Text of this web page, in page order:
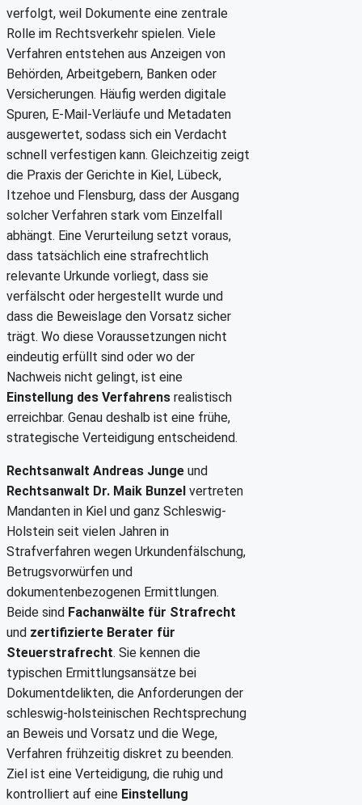
verfolgt, weil Dokumente eine zentrale
Rolle im Rechtsverkehr spielen. Viele
Verfahren entstehen aus Anzeigen von
Behörden, Arbeitgebern, Banken oder
Versicherungen. Häufig werden digitale
Spuren, E-Mail-Verläufe und Metadaten
ausgewertet, sodass sich ein Verdacht
schnell verfestigen kann. Gleichzeitig zeigt
die Praxis der Gerichte in Kiel, Lübeck,
Itzehoe und Flensburg, dass der Ausgang
solcher Verfahren stark vom Einzelfall
abhängt. Eine Verurteilung setzt voraus,
dass tatsächlich eine strafrechtlich
relevante Urkunde vorliegt, dass sie
verfälscht oder hergestellt wurde und
dass die Beweislage den Vorsatz sicher
trägt. Wo diese Voraussetzungen nicht
eindeutig erfüllt sind oder wo der
Nachweis nicht gelingt, ist eine
Einstellung des Verfahrens realistisch
erreichbar. Genau deshalb ist eine frühe,
strategische Verteidigung entscheidend.
Rechtsanwalt Andreas Junge und
Rechtsanwalt Dr. Maik Bunzel vertreten
Mandanten in Kiel und ganz Schleswig-
Holstein seit vielen Jahren in
Strafverfahren wegen Urkundenfälschung,
Betrugsvorwürfen und
dokumentenbezogenen Ermittlungen.
Beide sind Fachanwälte für Strafrecht
und zertifizierte Berater für
Steuerstrafrecht. Sie kennen die
typischen Ermittlungsansätze bei
Dokumentdelikten, die Anforderungen der
schleswig-holsteinischen Rechtsprechung
an Beweis und Vorsatz und die Wege,
Verfahren frühzeitig diskret zu beenden.
Ziel ist eine Verteidigung, die ruhig und
kontrolliert auf eine Einstellung